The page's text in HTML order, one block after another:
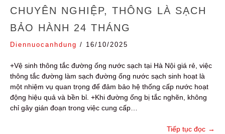
CHUYÊN NGHIỆP, THÔNG LÀ SẠCH
BẢO HÀNH 24 THÁNG
Diennuocanhdung / 16/10/2025
+Vệ sinh thông tắc đường ống nước sạch tại Hà Nội giá rẻ, việc
thông tắc đường làm sạch đường ống nước sạch sinh hoạt là
một nhiệm vụ quan trọng để đảm bảo hệ thống cấp nước hoạt
động hiệu quả và bền bỉ. +Khi đường ống bị tắc nghẽn, không
chỉ gây gián đoạn trong việc cung cấp…
Tiếp tục đọc →